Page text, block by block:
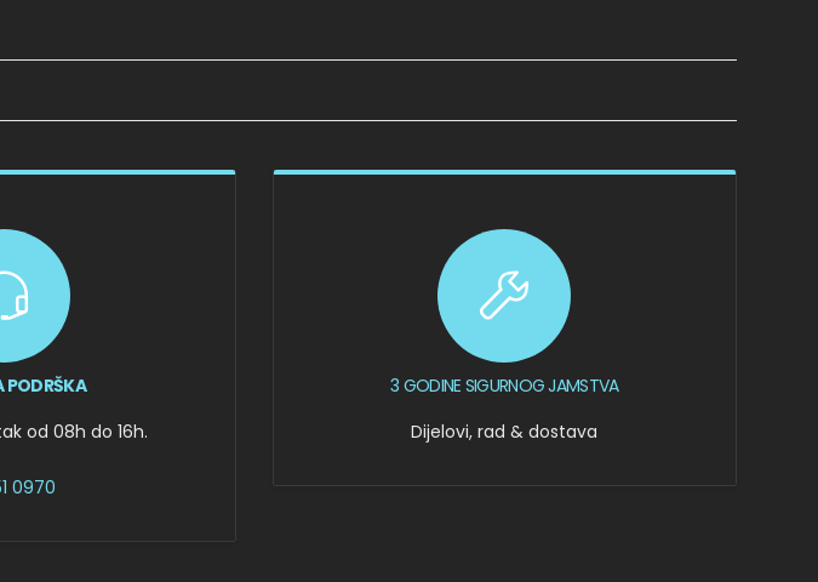
PODRŠKA
od 08h do 16h.
0970
3 GODINE SIGURNOG JAMSTVA
Dijelovi, rad & dostava